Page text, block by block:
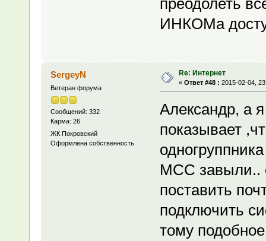
преодолеть
ИНКОМа
SergeyN
Ветеран форума
Сообщений: 332
Карма: 26
ЖК Покровский
Оформлена собственность
Re: Интернет
« Ответ #48 : 2015-02-04,
Александр, а
показывает
МСС завыли..
поставить
подключить
тому